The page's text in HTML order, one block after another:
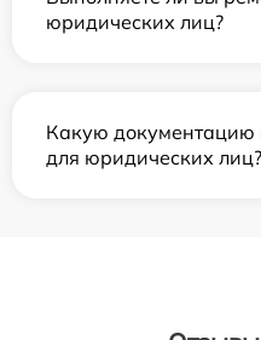
юридических лиц?
Какую документацию
для юридических лиц?